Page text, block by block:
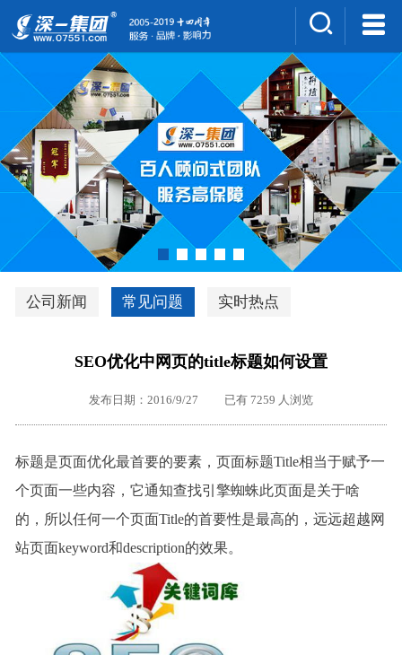
集团介绍
人才招聘
案例展示
新闻中心
深一风采
联系我们
深优通系统V3.0
深一集团优势
外地客户专栏
公司新闻 常见问题 实时热点
SEO优化中网页的title标题如何设置
发布日期：2016/9/27 已有 7259 人浏览
标题是页面优化最首要的要素，页面标题Title相当于赋予一
个页面一些内容，它通知查找引擎蜘蛛此页面是关于啥
的，所以任何一个页面Title的首要性是最高的，远远超越网
站页面keyword和description的效果。